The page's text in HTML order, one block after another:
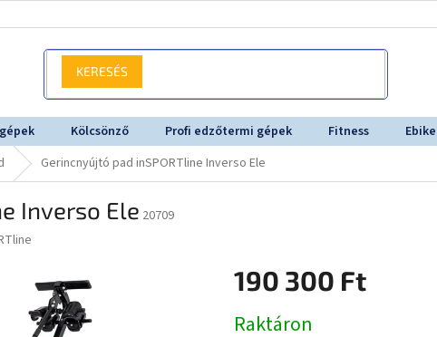
Kölcsönző Profi edzőtermi gépek Fitness Ebike
Gerincnyújtó pad inSPORTline Inverso Ele
Inverso Ele 20709
190 300 Ft
Raktáron